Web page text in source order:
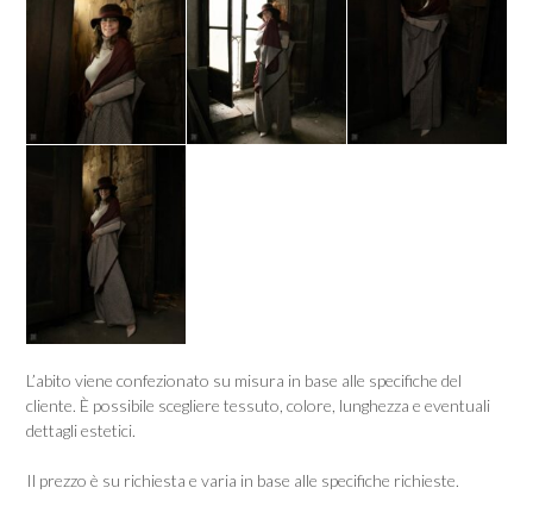
L’abito viene confezionato su misura in base alle specifiche del
cliente. È possibile scegliere tessuto, colore, lunghezza e eventuali
dettagli estetici.
Il prezzo è su richiesta e varia in base alle specifiche richieste.